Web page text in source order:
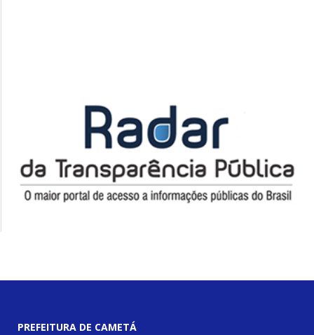
PREFEITURA DE CAMETÁ